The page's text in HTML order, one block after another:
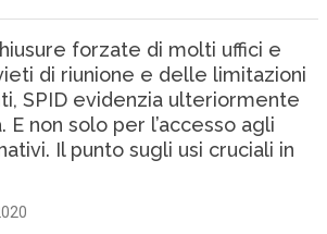
forzate di molti uffici e
di riunione e delle limitazioni
SPID evidenzia ulteriormente
E non solo per l’accesso agli
Il punto sugli usi cruciali in